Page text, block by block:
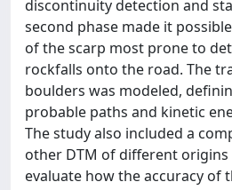
discontinuity detection and
second phase made it
of the scarp most prone to
rockfalls onto the road. The
boulders was modeled,
probable paths and kinetic
The study also included a
other DTM of different
evaluate how the accuracy of